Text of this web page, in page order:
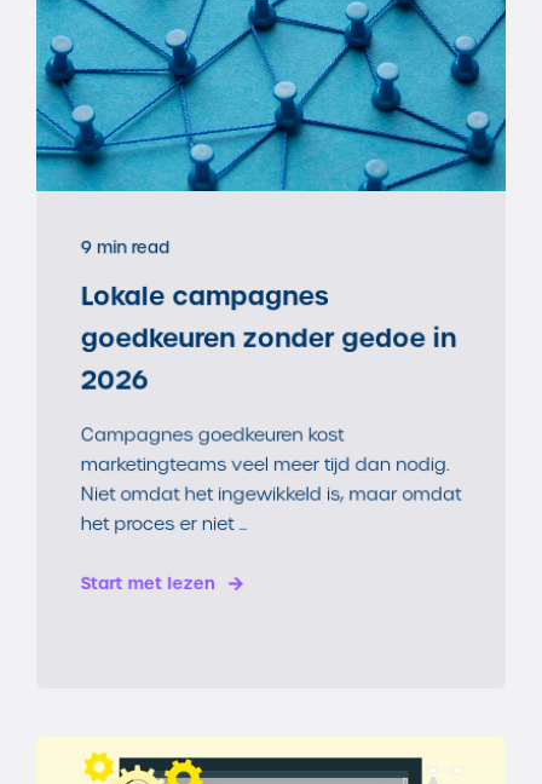
9 min read
Lokale campagnes
goedkeuren zonder gedoe in
2026
Campagnes goedkeuren kost
marketingteams veel meer tijd dan nodig.
Niet omdat het ingewikkeld is, maar omdat
het proces er niet ...
Start met lezen